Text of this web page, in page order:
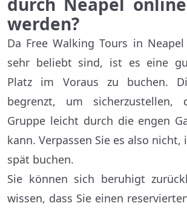
werden?
Da Free Walking Tours in
sehr beliebt sind, ist es eine
Platz im Voraus zu buchen.
begrenzt, um sicherzustellen,
Gruppe leicht durch die engen
kann. Verpassen Sie es also nicht,
spät buchen.
Sie können sich beruhigt
wissen, dass Sie einen